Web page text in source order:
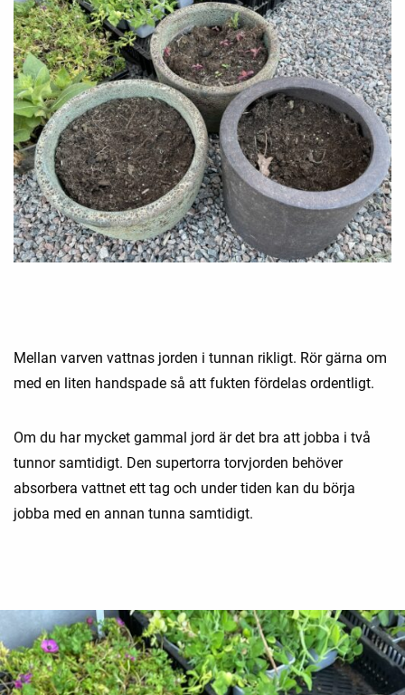
Mellan varven vattnas jorden i tunnan rikligt. Rör gärna om
med en liten handspade så att fukten fördelas ordentligt.
Om du har mycket gammal jord är det bra att jobba i två
tunnor samtidigt. Den supertorra torvjorden behöver
absorbera vattnet ett tag och under tiden kan du börja
jobba med en annan tunna samtidigt.